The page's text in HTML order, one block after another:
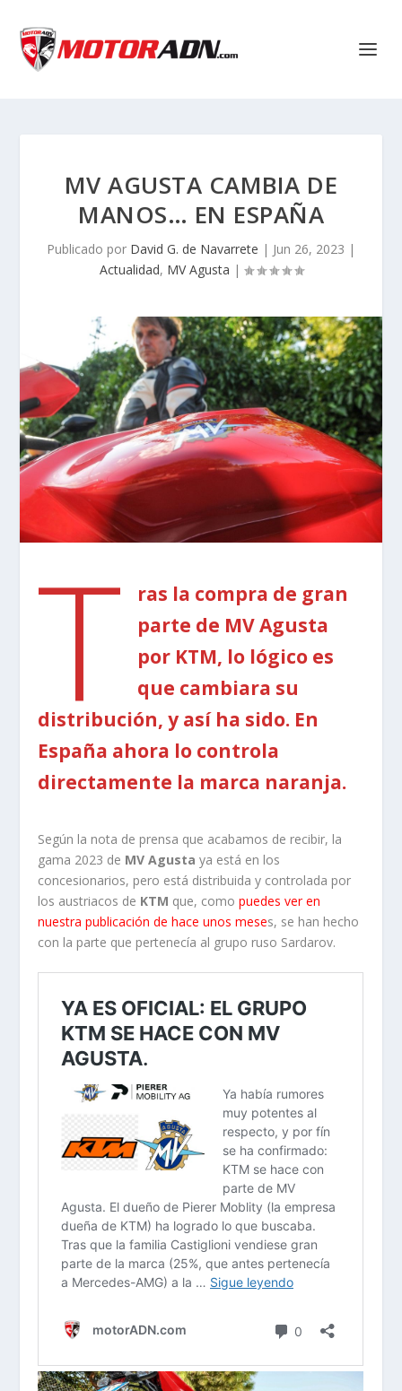
MV AGUSTA CAMBIA DE
MANOS… EN ESPAÑA
Publicado por David G. de Navarrete | Jun 26, 2023 |
Actualidad, MV Agusta |
T
ras la compra de gran
parte de MV Agusta
por KTM, lo lógico es
que cambiara su
distribución, y así ha sido. En
España ahora lo controla
directamente la marca naranja.
Según la nota de prensa que acabamos de recibir, la
gama 2023 de MV Agustaya está en los
concesionarios, pero está distribuida y controlada por
los austriacos de KTM que, comopuedes ver en
nuestra publicación de hace unos meses, se han hecho
con la parte que pertenecía al grupo ruso Sardarov.